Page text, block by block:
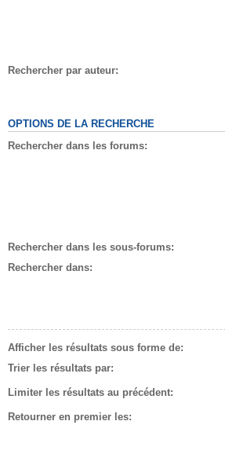
Rechercher par auteur:
OPTIONS DE LA RECHERCHE
Rechercher dans les forums:
Rechercher dans les sous-forums:
Rechercher dans:
Afficher les résultats sous forme de:
Trier les résultats par:
Limiter les résultats au précédent:
Retourner en premier les: